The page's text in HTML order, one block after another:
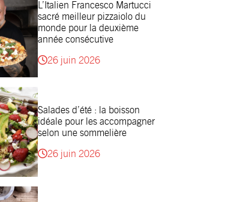
L’Italien Francesco Martucci
sacré meilleur pizzaiolo du
monde pour la deuxième
année consécutive
26 juin 2026
Salades d’été : la boisson
idéale pour les accompagner
selon une sommelière
26 juin 2026